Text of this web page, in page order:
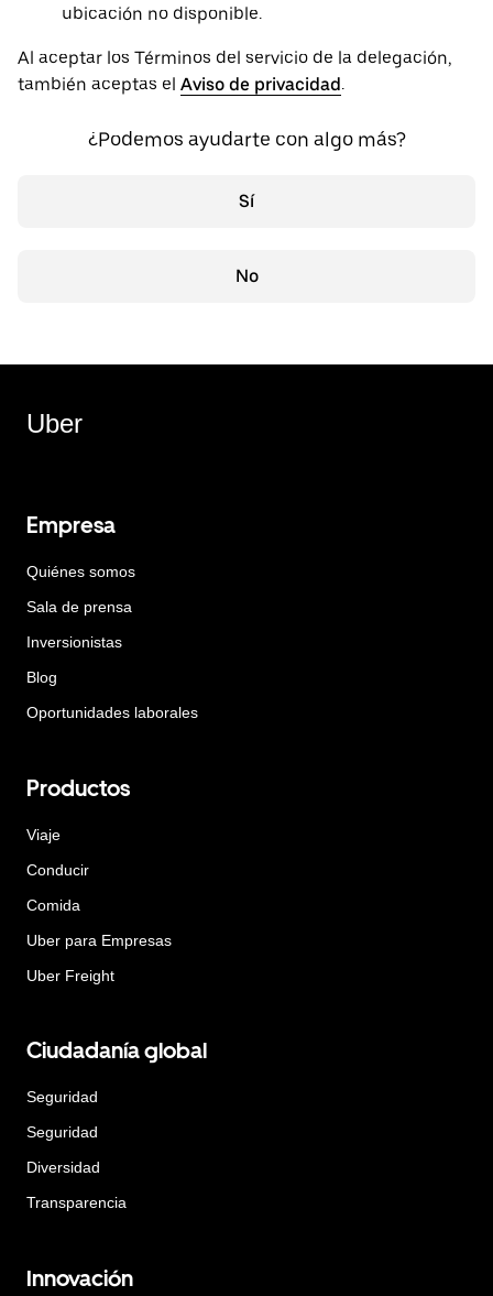
ubicación no disponible.
Al aceptar los Términos del servicio de la delegación,
también aceptas el Aviso de privacidad.
¿Podemos ayudarte con algo más?
Sí
No
Uber
Empresa
Quiénes somos
Sala de prensa
Inversionistas
Blog
Oportunidades laborales
Productos
Viaje
Conducir
Comida
Uber para Empresas
Uber Freight
Ciudadanía global
Seguridad
Seguridad
Diversidad
Transparencia
Innovación